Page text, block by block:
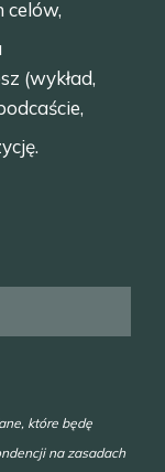
celów,
(wykład,
które będę
na zasadach